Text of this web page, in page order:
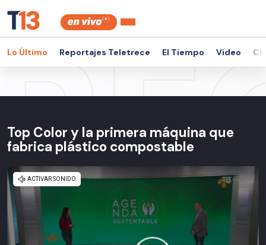
Lo Último Reportajes Teletrece El Tiempo Video
Top Color y la primera máquina que
fabrica plástico compostable